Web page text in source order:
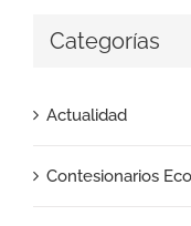
Categorías
Actualidad
Contesionarios